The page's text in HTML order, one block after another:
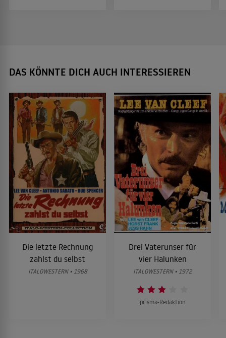
DAS KÖNNTE DICH AUCH INTERESSIEREN
Die letzte Rechnung
zahlst du selbst
ITALOWESTERN • 1968
Drei Vaterunser für
vier Halunken
ITALOWESTERN • 1972
prisma-Redaktion